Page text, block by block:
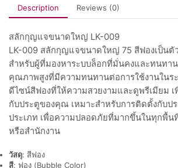
Description Reviews (0)
สลักกุญแจขนาดใหญ่ LK-009
LK-009 สลักกุญแจขนาดใหญ่ 75 สีฟองเป็นตั
สำหรับผู้ที่มองหาระบบล็อกที่มั่นคงและทนทา
คุณภาพสูงที่มีความทนทานต่อการใช้งานในร
ดีไซน์สีฟองที่ให้ความสวยงามและดูพรีเมียม
กับประตูของคุณ เหมาะสำหรับการติดตั้งกับป
ประเภท เพื่อความปลอดภัยที่มากขึ้นในทุกพื้น
หรือสำนักงาน
วัสดุ: สีฟอง
สี: ฟอง (Bubble Color)